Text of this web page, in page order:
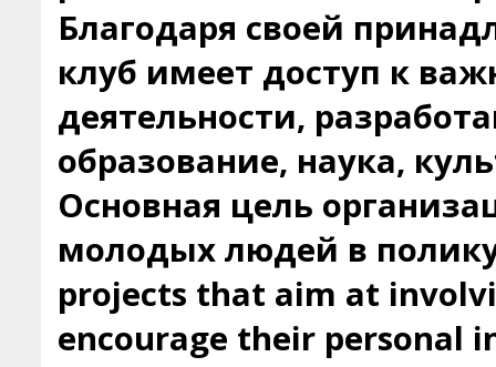
Благодаря своей
клуб имеет доступ к
деятельности,
образование, наука,
Основная цель
молодых людей в
projects that aim at
encourage their personal